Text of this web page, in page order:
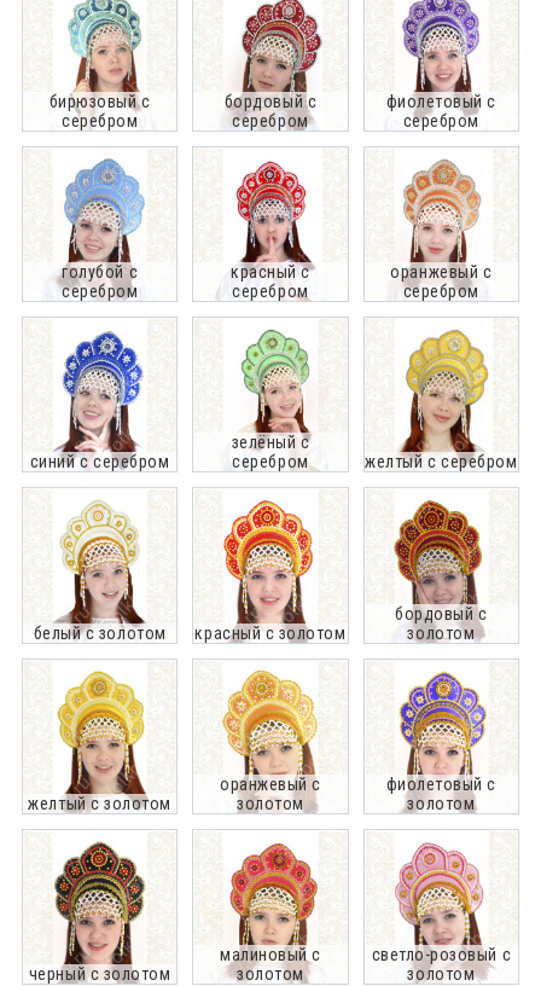
бирюзовый с
серебром
бордовый с
серебром
фиолетовый с
серебром
голубой с
серебром
красный с
серебром
оранжевый с
серебром
синий с серебром
зелёный с
серебром
желтый с серебром
белый с золотом красный с золотом
бордовый с
золотом
желтый с золотом
оранжевый с
золотом
фиолетовый с
золотом
черный с золотом
малиновый с
золотом
светло-розовый с
золотом